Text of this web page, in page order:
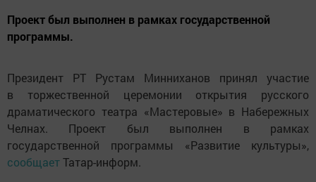
Проект был выполнен в рамках государственной
программы.
Президент РТ Рустам Минниханов принял участие
в торжественной церемонии открытия русского
драматического театра «Мастеровые» в Набережных
Челнах. Проект был выполнен в рамках
государственной программы «Развитие культуры»,
сообщаетТатар-информ.